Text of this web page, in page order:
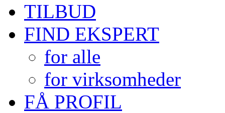
TILBUD
FIND EKSPERT
for alle
for virksomheder
FÅ PROFIL